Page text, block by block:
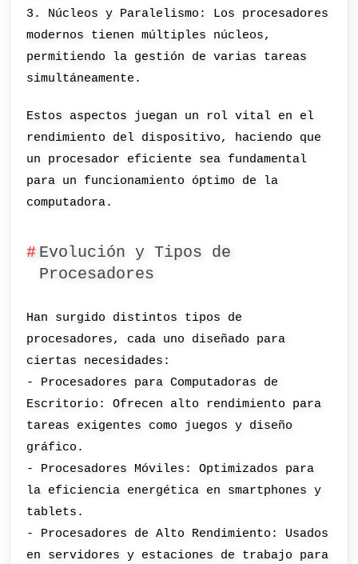
3. Núcleos y Paralelismo: Los procesadores
modernos tienen múltiples núcleos,
permitiendo la gestión de varias tareas
simultáneamente.
Estos aspectos juegan un rol vital en el
rendimiento del dispositivo, haciendo que
un procesador eficiente sea fundamental
para un funcionamiento óptimo de la
computadora.
Evolución y Tipos de
Procesadores
Han surgido distintos tipos de
procesadores, cada uno diseñado para
ciertas necesidades:
- Procesadores para Computadoras de
Escritorio: Ofrecen alto rendimiento para
tareas exigentes como juegos y diseño
gráfico.
- Procesadores Móviles: Optimizados para
la eficiencia energética en smartphones y
tablets.
- Procesadores de Alto Rendimiento: Usados
en servidores y estaciones de trabajo para